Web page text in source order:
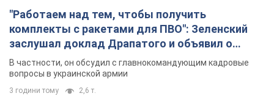
"Работаем над тем, чтобы получить
комплекты с ракетами для ПВО": Зеленский
заслушал доклад Драпатого и объявил о
новых мерах
В частности, он обсудил с главнокомандующим кадровые
вопросы в украинской армии
3 години тому 2,6 т.